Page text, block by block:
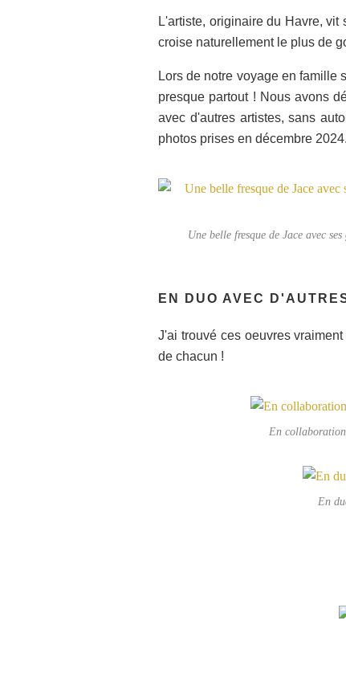
L'artiste, originaire du Havre,
croise naturellement le plus de
Lors de notre voyage en famille
presque partout ! Nous avons
avec d'autres artistes, sans
photos prises en décembre 2024.
Une belle fresque de Jace avec
EN DUO AVEC
J'ai trouvé ces oeuvres
de chacun !
En
En